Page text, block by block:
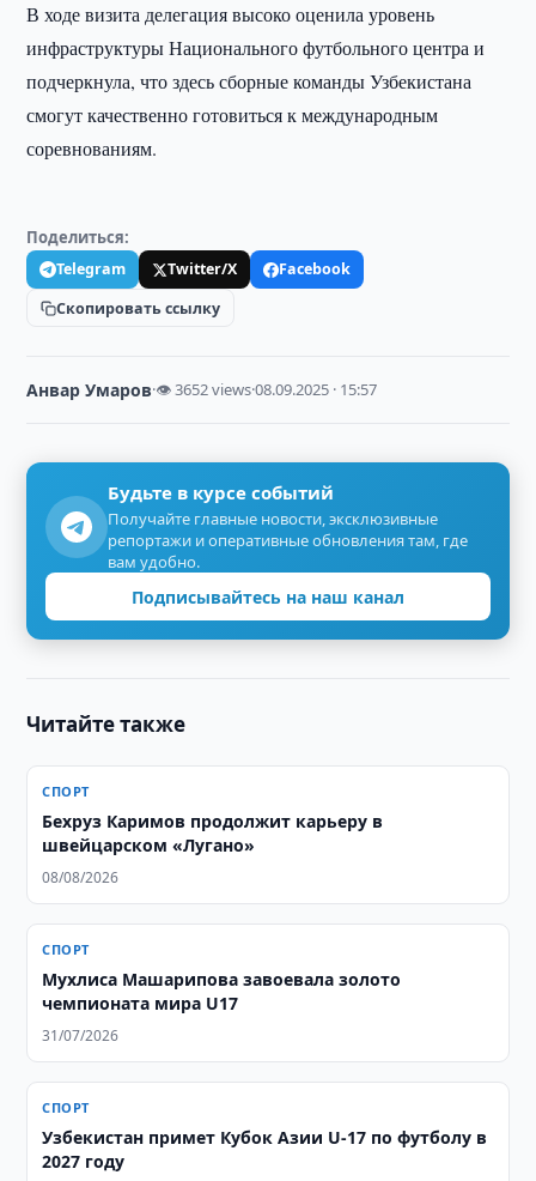
В ходе визита делегация высоко оценила уровень
инфраструктуры Национального футбольного центра и
подчеркнула, что здесь сборные команды Узбекистана
смогут качественно готовиться к международным
соревнованиям.
Поделиться:
Telegram Twitter/X
Facebook
Скопировать ссылку
Анвар Умаров·👁 3652 views·08.09.2025 · 15:57
Будьте в курсе событий
Получайте главные новости, эксклюзивные
репортажи и оперативные обновления там, где
вам удобно.
Подписывайтесь на наш канал
Читайте также
СПОРТ
Бехруз Каримов продолжит карьеру в
швейцарском «Лугано»
08/08/2026
СПОРТ
Мухлиса Машарипова завоевала золото
чемпионата мира U17
31/07/2026
СПОРТ
Узбекистан примет Кубок Азии U-17 по футболу в
2027 году